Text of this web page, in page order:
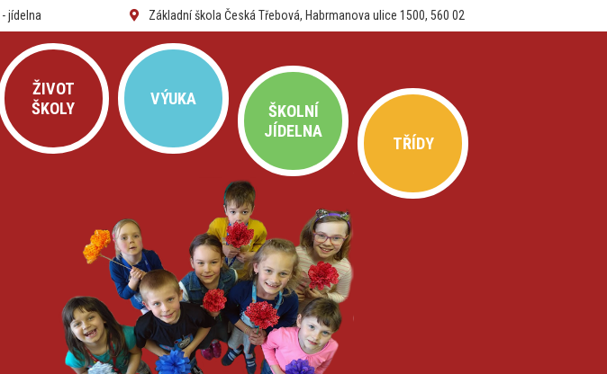
- jídelna Základní škola Česká Třebová, Habrmanova ulice 1500, 560 02
ŽIVOT
ŠKOLY
VÝUKA
ŠKOLNÍ
JÍDELNA
TŘÍDY